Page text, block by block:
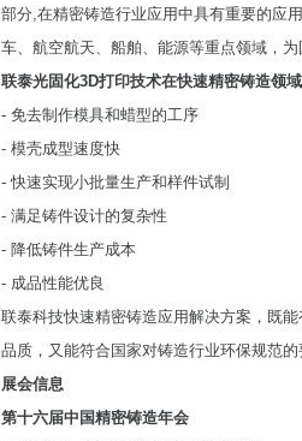
部分,在精密铸造行业应用中具有重要的应
车、航空航天、船舶、能源等重点领域，为
联泰光固化3D打印技术在快速精密铸造领
- 免去制作模具和蜡型的工序
- 模壳成型速度快
- 快速实现小批量生产和样件试制
- 满足铸件设计的复杂性
- 降低铸件生产成本
- 成品性能优良
联泰科技快速精密铸造应用解决方案，既
品质，又能符合国家对铸造行业环保规范
展会信息
第十六届中国精密铸造年会